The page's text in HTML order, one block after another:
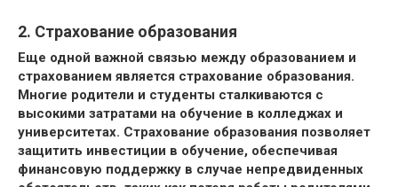
2. Страхование образования
Еще одной важной связью между образованием и
страхованием является страхование образования.
Многие родители и студенты сталкиваются с
высокими затратами на обучение в колледжах и
университетах. Страхование образования позволяет
защитить инвестиции в обучение, обеспечивая
финансовую поддержку в случае непредвиденных